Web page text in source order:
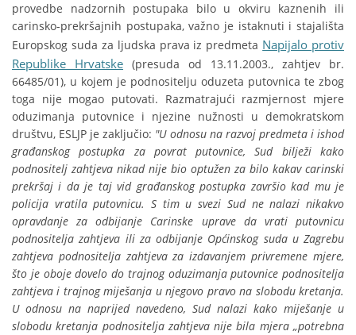
provedbe nadzornih postupaka bilo u okviru kaznenih ili
carinsko-prekršajnih postupaka, važno je istaknuti i stajališta
Europskog suda za ljudska prava iz predmeta Napijalo protiv
Republike Hrvatske (presuda od 13.11.2003., zahtjev br.
66485/01), u kojem je podnositelju oduzeta putovnica te zbog
toga nije mogao putovati. Razmatrajući razmjernost mjere
oduzimanja putovnice i njezine nužnosti u demokratskom
društvu, ESLJP je zaključio: "U odnosu na razvoj predmeta i ishod
građanskog postupka za povrat putovnice, Sud bilježi kako
podnositelj zahtjeva nikad nije bio optužen za bilo kakav carinski
prekršaj i da je taj vid građanskog postupka završio kad mu je
policija vratila putovnicu. S tim u svezi Sud ne nalazi nikakvo
opravdanje za odbijanje Carinske uprave da vrati putovnicu
podnositelja zahtjeva ili za odbijanje Općinskog suda u Zagrebu
zahtjeva podnositelja zahtjeva za izdavanjem privremene mjere,
što je oboje dovelo do trajnog oduzimanja putovnice podnositelja
zahtjeva i trajnog miješanja u njegovo pravo na slobodu kretanja.
U odnosu na naprijed navedeno, Sud nalazi kako miješanje u
slobodu kretanja podnositelja zahtjeva nije bila mjera „potrebna